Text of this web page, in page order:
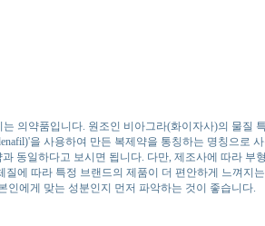
의약품입니다. 원조인 비아그라(화이자사)의 물질
을 사용하여 만든 복제약을 통칭하는 명칭으로
동일하다고 보시면 됩니다. 다만, 제조사에 따라 부
에 따라 특정 브랜드의 제품이 더 편안하게 느껴지
에게 맞는 성분인지 먼저 파악하는 것이 좋습니다.